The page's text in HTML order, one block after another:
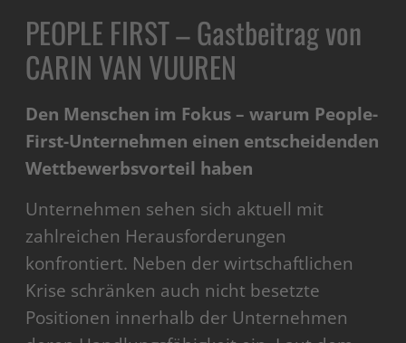
PEOPLE FIRST – Gastbeitrag von
CARIN VAN VUUREN
Den Menschen im Fokus – warum People-
First-Unternehmen einen entscheidenden
Wettbewerbsvorteil haben
Unternehmen sehen sich aktuell mit
zahlreichen Herausforderungen
konfrontiert. Neben der wirtschaftlichen
Krise schränken auch nicht besetzte
Positionen innerhalb der Unternehmen